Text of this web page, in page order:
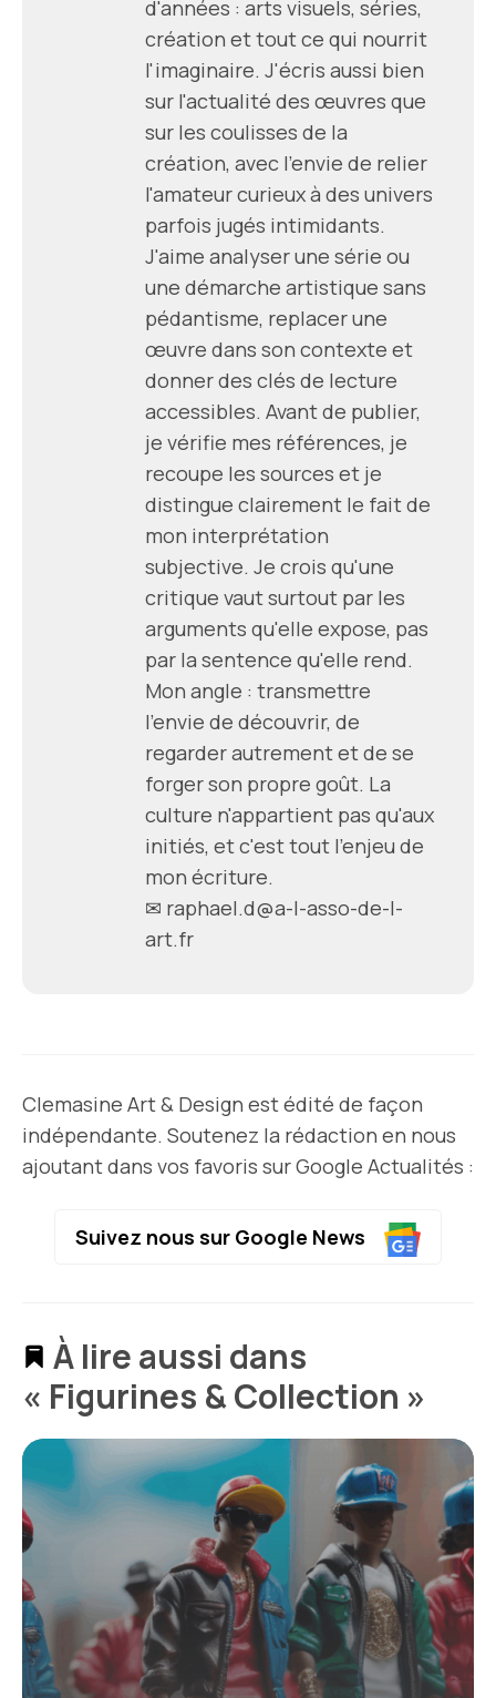
d'années : arts visuels, séries,
création et tout ce qui nourrit
l'imaginaire. J'écris aussi bien
sur l'actualité des œuvres que
sur les coulisses de la
création, avec l'envie de relier
l'amateur curieux à des univers
parfois jugés intimidants.
J'aime analyser une série ou
une démarche artistique sans
pédantisme, replacer une
œuvre dans son contexte et
donner des clés de lecture
accessibles. Avant de publier,
je vérifie mes références, je
recoupe les sources et je
distingue clairement le fait de
mon interprétation
subjective. Je crois qu'une
critique vaut surtout par les
arguments qu'elle expose, pas
par la sentence qu'elle rend.
Mon angle : transmettre
l'envie de découvrir, de
regarder autrement et de se
forger son propre goût. La
culture n'appartient pas qu'aux
initiés, et c'est tout l'enjeu de
mon écriture.
✉ raphael.d@a-l-asso-de-l-
art.fr
Clemasine Art & Design est édité de façon
indépendante. Soutenez la rédaction en nous
ajoutant dans vos favoris sur Google Actualités :
Suivez nous sur Google News
À lire aussi dans
« Figurines & Collection »